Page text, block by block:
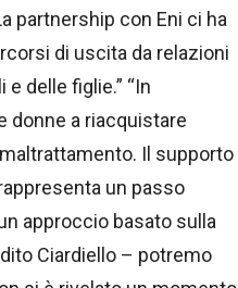
partnership con Eni ci ha
di uscita da relazioni
delle figlie.” “In
donne a riacquistare
Il supporto
un passo
approccio basato sulla
Ciardiello – potremo